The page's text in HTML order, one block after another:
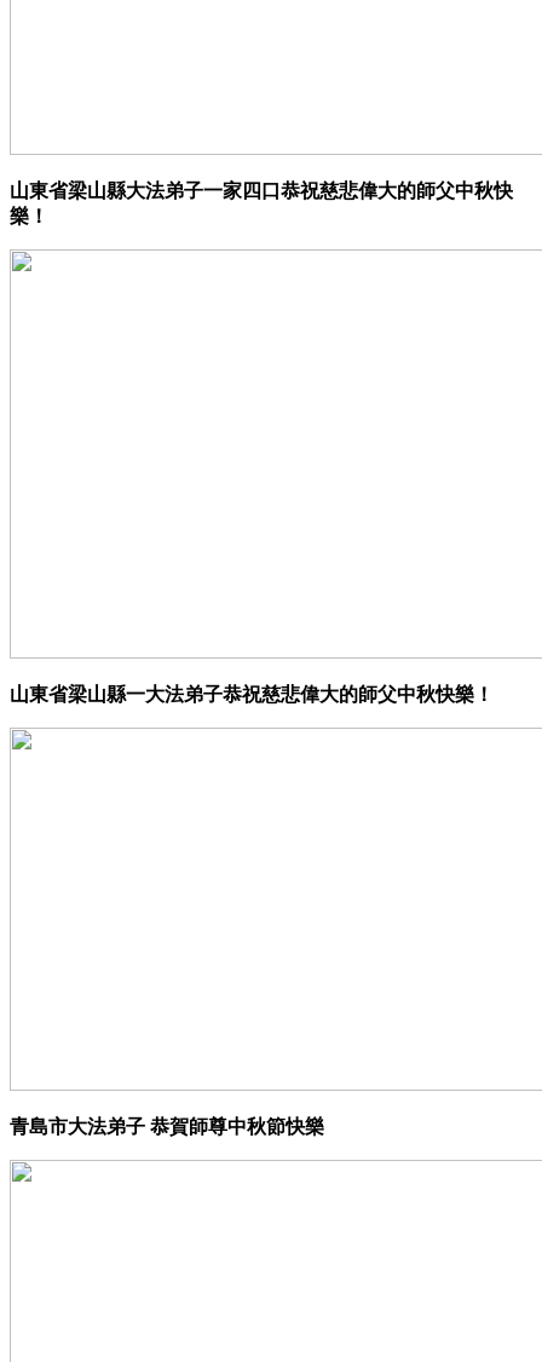
山東省梁山縣大法弟子一家四口恭祝慈悲偉大的師父中秋快
樂！
山東省梁山縣一大法弟子恭祝慈悲偉大的師父中秋快樂！
青島市大法弟子 恭賀師尊中秋節快樂